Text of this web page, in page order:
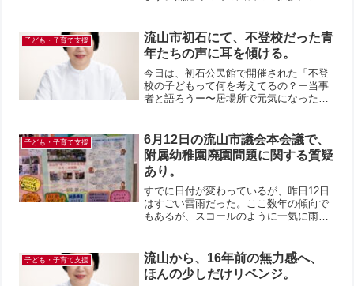
も、わらしこで「人としての土台」をつ
くってもらった。体、舌（食...
子ども・子育て支援
流山市初石にて、不登校だった青
年たちの声に耳を傾ける。
今日は、初石公民館で開催された「不登
校の子どもって何を考えてるの？ー当事
者と語ろうー〜居場所で元気になった僕
が、自分が学校に行かなくなった時の気
持ちなどを率直に話してく...
子ども・子育て支援
6月12日の流山市議会本会議で、
附属幼稚園廃園問題に関する質疑
あり。
すでに日付が変わっているが、昨日12日
はすごい雷雨だった。ここ数年の傾向で
もあるが、スコールのように一気に雨が
に入って雨が止むのを待ちましょう！無
理しないのが一番！さて...
子ども・子育て支援
流山から、16年前の無力感へ、
ほんの少しだけリベンジ。